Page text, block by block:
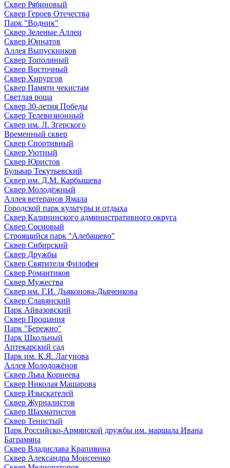
Сквер Рябиновый
Сквер Героев Отечества
Парк "Водник"
Сквер Зеленые Аллеи
Сквер Юннатов
Аллея Выпускников
Сквер Тополиный
Сквер Восточный
Сквер Хирургов
Сквер Памяти чекистам
Светлая роща
Сквер 30-летия Победы
Сквер Телевизионный
Сквер им. Л. Згерского
Временный сквер
Сквер Спортивный
Сквер Уютный
Сквер Юристов
Бульвар Текутьевский
Сквер им. Д.М. Карбышева
Сквер Молодёжный
Аллея ветеранов Ямала
Городской парк культуры и отдыха
Сквер Калининского административного округа
Сквер Сосновый
Строящийся парк "Алебашево"
Сквер Сибирский
Сквер Дружбы
Сквер Святителя Филофея
Сквер Романтиков
Сквер Мужества
Сквер им. Г.И. Дьяконова-Дьяченкова
Сквер Славянский
Парк Айвазовский
Сквер Прощания
Парк "Бережно"
Парк Школьный
Аптекарский сад
Парк им. К.Я. Лагунова
Аллея Молодожёнов
Сквер Льва Корнеева
Сквер Николая Машарова
Сквер Изыскателей
Сквер Журналистов
Сквер Шахматистов
Сквер Тенистый
Парк Российско-Армянской дружбы им. маршала Ивана
Баграмяна
Сквер Владислава Крапивина
Сквер Александра Моисеенко